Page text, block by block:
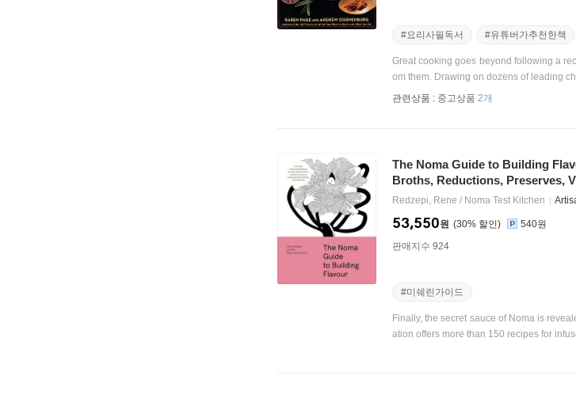
#요리사필독서 #유튜버가추천한책
Great cooking goes beyond following a
om them. Drawing on dozens of leading
관련상품 : 중고상품 2개
The Noma Guide to Building
Broths, Reductions, Preserves,
Redzepi, Rene / Noma Test Kitchen
30%
53,550원
540원
판매지수 924
#미쉐린가이드
Finally, the secret sauce of Noma is
ation offers more than 150 recipes for